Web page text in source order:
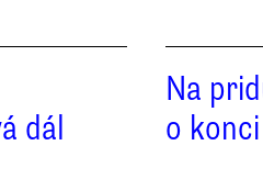
dál
Na
o